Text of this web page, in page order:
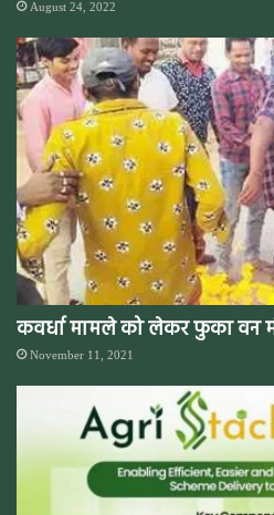
August 24, 2022
कवर्धा मामले को लेकर फुका वन
November 11, 2021